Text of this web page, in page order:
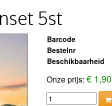
5st
Barcode
Bestelnr
Beschikbaarheid
Onze prijs:€ 1,90